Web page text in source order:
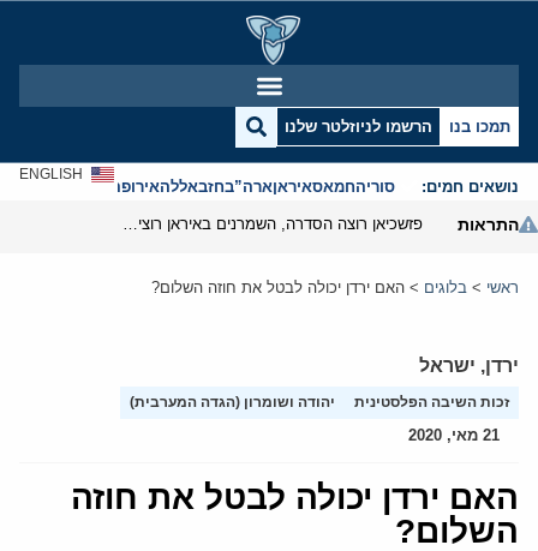
תמכו בנו הרשמו לניוזלטר שלנו
נושאים חמים: סוריהחמאסאיראןארה”בחזבאללהאירופהאנטישמיות
ENGLISH
התראות
ראשי > בלוגים > האם ירדן יכולה לבטל את חוזה השלום?
ירדן, ישראל
זכות השיבה הפלסטינית יהודה ושומרון (הגדה המערבית)
21 מאי, 2020
האם ירדן יכולה לבטל את חוזה
השלום?